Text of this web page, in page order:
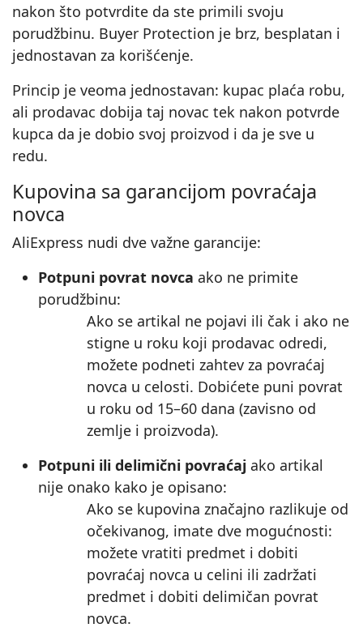
nakon što potvrdite da ste primili svoju
porudžbinu. Buyer Protection je brz, besplatan i
jednostavan za korišćenje.
Princip je veoma jednostavan: kupac plaća robu,
ali prodavac dobija taj novac tek nakon potvrde
kupca da je dobio svoj proizvod i da je sve u
redu.
Kupovina sa garancijom povraćaja
novca
AliExpress nudi dve važne garancije:
Potpuni povrat novca ako ne primite
porudžbinu:
Ako se artikal ne pojavi ili čak i ako ne
stigne u roku koji prodavac odredi,
možete podneti zahtev za povraćaj
novca u celosti. Dobićete puni povrat
u roku od 15–60 dana (zavisno od
zemlje i proizvoda).
Potpuni ili delimični povraćaj ako artikal
nije onako kako je opisano:
Ako se kupovina značajno razlikuje od
očekivanog, imate dve mogućnosti:
možete vratiti predmet i dobiti
povraćaj novca u celini ili zadržati
predmet i dobiti delimičan povrat
novca.